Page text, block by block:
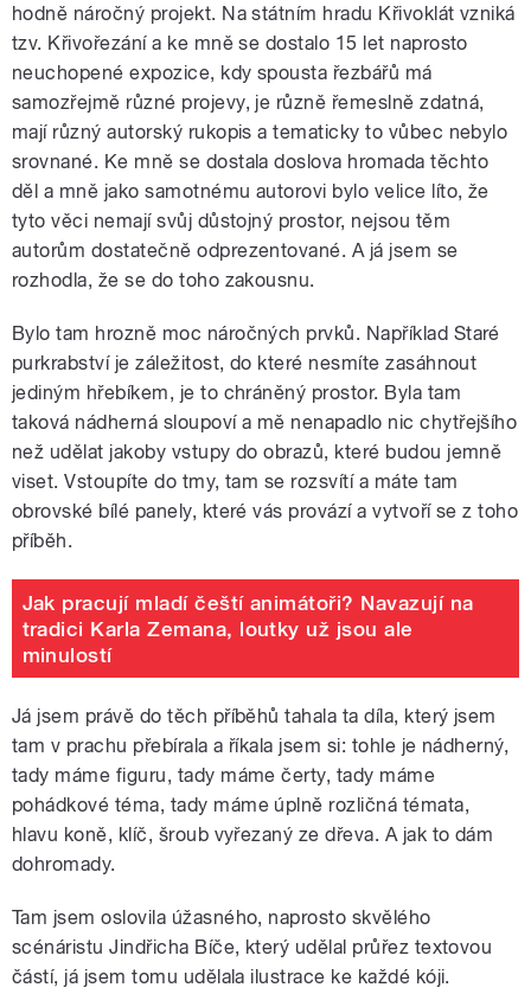
hodně náročný projekt. Na státním hradu Křivoklát vzniká
tzv. Křivořezání a ke mně se dostalo 15 let naprosto
neuchopené expozice, kdy spousta řezbářů má
samozřejmě různé projevy, je různě řemeslně zdatná,
mají různý autorský rukopis a tematicky to vůbec nebylo
srovnané. Ke mně se dostala doslova hromada těchto
děl a mně jako samotnému autorovi bylo velice líto, že
tyto věci nemají svůj důstojný prostor, nejsou těm
autorům dostatečně odprezentované. A já jsem se
rozhodla, že se do toho zakousnu.
Bylo tam hrozně moc náročných prvků. Například Staré
purkrabství je záležitost, do které nesmíte zasáhnout
jediným hřebíkem, je to chráněný prostor. Byla tam
taková nádherná sloupoví a mě nenapadlo nic chytřejšího
než udělat jakoby vstupy do obrazů, které budou jemně
viset. Vstoupíte do tmy, tam se rozsvítí a máte tam
obrovské bílé panely, které vás provází a vytvoří se z toho
příběh.
Jak pracují mladí čeští animátoři? Navazují na
tradici Karla Zemana, loutky už jsou ale
minulostí
Já jsem právě do těch příběhů tahala ta díla, který jsem
tam v prachu přebírala a říkala jsem si: tohle je nádherný,
tady máme figuru, tady máme čerty, tady máme
pohádkové téma, tady máme úplně rozličná témata,
hlavu koně, klíč, šroub vyřezaný ze dřeva. A jak to dám
dohromady.
Tam jsem oslovila úžasného, naprosto skvělého
scénáristu Jindřicha Bíče, který udělal průřez textovou
částí, já jsem tomu udělala ilustrace ke každé kóji.